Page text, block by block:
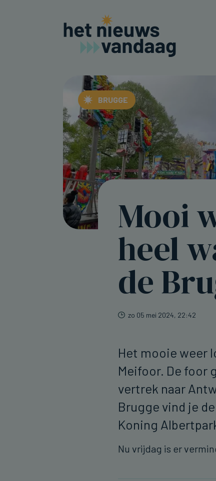
BRUGGE
Mooi
heel
de
zo 05 mei 2024, 22:42
Het mooie weer
Meifoor. De foor
vertrek naar
Brugge vind je
Koning
Nu vrijdag is er